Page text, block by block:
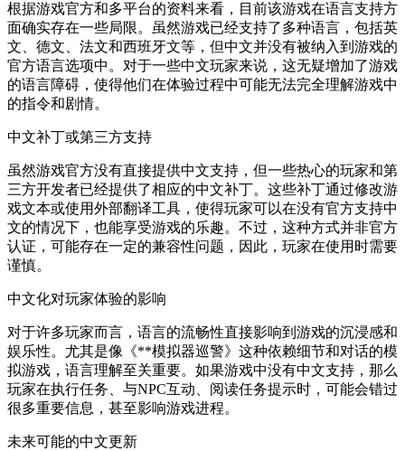
根据游戏官方和多平台的资料来看，目前该游戏在语言支持方
面确实存在一些局限。虽然游戏已经支持了多种语言，包括英
文、德文、法文和西班牙文等，但中文并没有被纳入到游戏的
官方语言选项中。对于一些中文玩家来说，这无疑增加了游戏
的语言障碍，使得他们在体验过程中可能无法完全理解游戏中
的指令和剧情。
中文补丁或第三方支持
虽然游戏官方没有直接提供中文支持，但一些热心的玩家和第
三方开发者已经提供了相应的中文补丁。这些补丁通过修改游
戏文本或使用外部翻译工具，使得玩家可以在没有官方支持中
文的情况下，也能享受游戏的乐趣。不过，这种方式并非官方
认证，可能存在一定的兼容性问题，因此，玩家在使用时需要
谨慎。
中文化对玩家体验的影响
对于许多玩家而言，语言的流畅性直接影响到游戏的沉浸感和
娱乐性。尤其是像《**模拟器巡警》这种依赖细节和对话的模
拟游戏，语言理解至关重要。如果游戏中没有中文支持，那么
玩家在执行任务、与NPC互动、阅读任务提示时，可能会错过
很多重要信息，甚至影响游戏进程。
未来可能的中文更新